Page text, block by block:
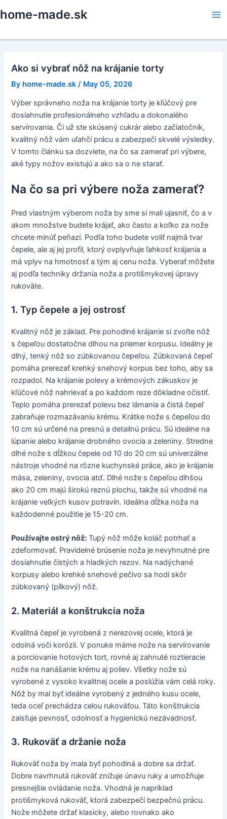
to
home-made.sk
Ako si vybrať nôž na krájanie torty
By home-made.sk / May 05, 2026
Výber správneho noža na krájanie torty je kľúčový pre
dosiahnutie profesionálneho vzhľadu a dokonalého
servírovania. Či už ste skúsený cukrár alebo začiatočník,
kvalitný nôž vám uľahčí prácu a zabezpečí skvelé výsledky.
V tomto článku sa dozviete, na čo sa zamerať pri výbere,
aké typy nožov existujú a ako sa o ne starať.
Na čo sa pri výbere noža zamerať?
Pred vlastným výberom noža by sme si mali ujasniť, čo a v
akom množstve budete krájať, ako často a koľko za nože
chcete minúť peňazí. Podľa toho budete voliť najmä tvar
čepele, ale aj jej profil, ktorý ovplyvňuje ľahkosť krájania a
má vplyv na hmotnosť a tým aj cenu noža. Vyberať môžete
aj podľa techniky držania noža a protišmykovej úpravy
rukoväte.
1. Typ čepele a jej ostrosť
Kvalitný nôž je základ. Pre pohodlné krájanie si zvoľte nôž
s čepeľou dostatočne dlhou na priemer korpusu. Ideálny je
dlhý, tenký nôž so zúbkovanou čepeľou. Zúbkovaná čepeľ
pomáha prerezať krehký snehový korpus bez toho, aby sa
rozpadol. Na krájanie polevy a krémových zákuskov je
kľúčové nôž nahrievať a po každom reze dôkladne očistiť.
Teplo pomáha prerezať polevu bez lámania a čistá čepeľ
zabraňuje rozmazávaniu krému. Krátke nože s čepeľou do
10 cm sú určené na presnú a detailnú prácu. Sú ideálne na
lúpanie alebo krájanie drobného ovocia a zeleniny. Stredne
dlhé nože s dĺžkou čepele od 10 do 20 cm sú univerzálne
nástroje vhodné na rôzne kuchynské práce, ako je krájanie
mäsa, zeleniny, ovocia atď. Dlhé nože s čepeľou dlhšou
ako 20 cm majú širokú reznú plochu, takže sú vhodné na
krájanie veľkých kusov potravín. Ideálna dĺžka noža na
každodenné použitie je 15-20 cm.
Používajte ostrý nôž: Tupý nôž môže koláč potrhať a
zdeformovať. Pravidelné brúsenie noža je nevyhnutné pre
dosiahnutie čistých a hladkých rezov. Na nadýchané
korpusy alebo krehké snehové pečivo sa hodí skôr
zúbkovaný (pílkový) nôž.
2. Materiál a konštrukcia noža
Kvalitná čepeľ je vyrobená z nerezovej ocele, ktorá je
odolná voči korózii. V ponuke máme nože na servírovanie
a porciovanie hotových tort, rovné aj zahnuté roztieracie
nože na nanášanie krému aj poliev. Všetky nože sú
vyrobené z vysoko kvalitnej ocele a poslúžia vám celá roky.
Nôž by mal byť ideálne vyrobený z jedného kusu ocele,
teda oceľ prechádza celou rukoväťou. Táto konštrukcia
zaisťuje pevnosť, odolnosť a hygienickú nezávadnosť.
3. Rukoväť a držanie noža
Rukoväť noža by mala byť pohodlná a dobre sa držať.
Dobre navrhnutá rukoväť znižuje únavu ruky a umožňuje
presnejšie ovládanie noža. Vhodná je napríklad
protišmyková rukoväť, ktorá zabezpečí bezpečnú prácu.
Nože môžete držať klasicky, alebo rovnako ako